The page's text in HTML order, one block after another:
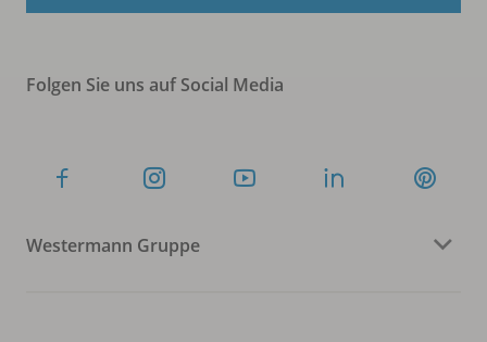
Folgen Sie uns auf Social Media
Westermann Gruppe